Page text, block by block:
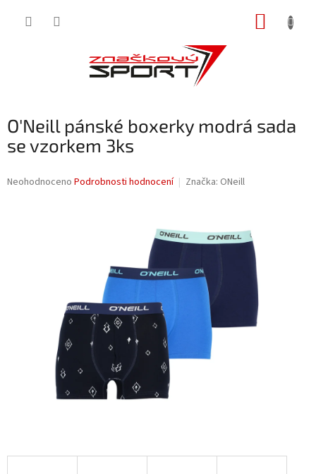
O'Neill pánské boxerky modrá sada
se vzorkem 3ks
Průměrné
Neohodnoceno Podrobnosti hodnocení Značka: ONeill